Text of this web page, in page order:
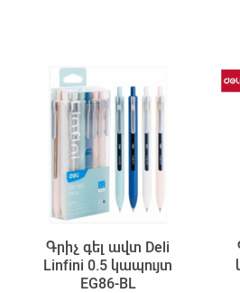
Գրիչ գել ավտ Deli
Linfini 0.5 կապույտ
EG86-BL